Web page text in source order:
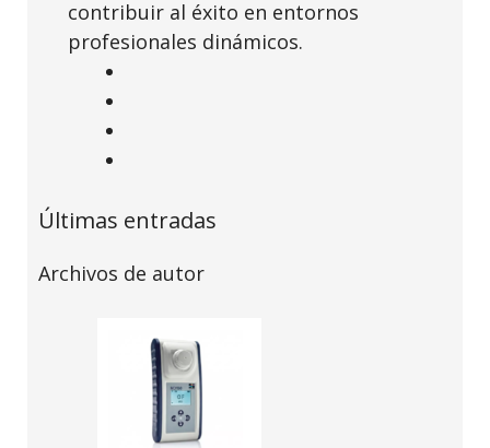
contribuir al éxito en entornos
profesionales dinámicos.
Últimas entradas
Archivos de autor